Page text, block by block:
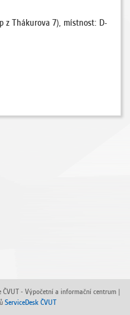
z Thákurova 7), místnost: D-
- Výpočetní a informační centrum |
ServiceDesk ČVUT